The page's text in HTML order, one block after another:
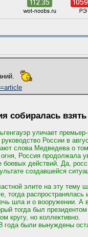
собиралась
уличает
России в
слова Медведева о
Россия продолжала
действий. Да,
создавшейся
элите на эту
тогда
шла и о вооружении.
тогда был
кругу, но коллективно.
года были вынуждены